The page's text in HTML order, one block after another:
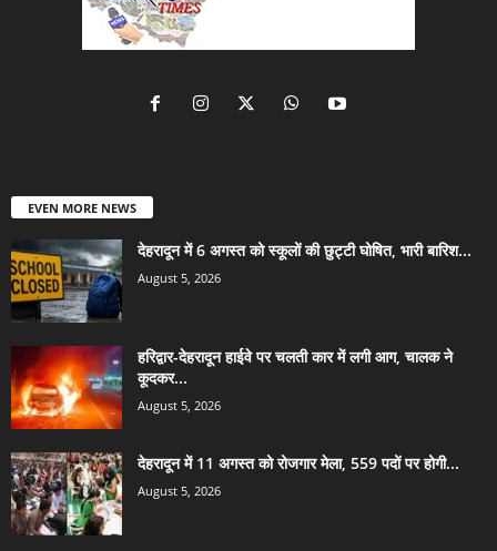
EVEN MORE NEWS
देहरादून में 6 अगस्त को स्कूलों की छुट्टी घोषित, भारी बारिश...
August 5, 2026
हरिद्वार-देहरादून हाईवे पर चलती कार में लगी आग, चालक ने
कूदकर...
August 5, 2026
देहरादून में 11 अगस्त को रोजगार मेला, 559 पदों पर होगी...
August 5, 2026